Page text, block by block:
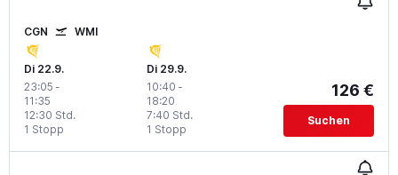
CGN WMI
Di 22.9.
23:05 -
11:35
1 Stopp
12:30 Std.
Di 29.9.
10:40 -
18:20
1 Stopp
7:40 Std.
126 €
Suchen